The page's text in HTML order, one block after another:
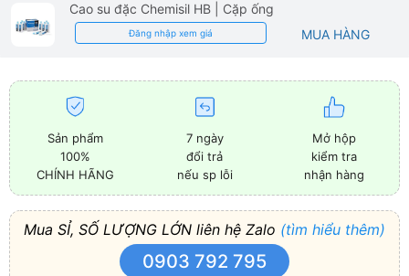
Cao su đặc Chemisil HB
| Cặp ống
Đăng nhập xem giá MUA HÀNG
Sản phẩm
100%
CHÍNH HÃNG
7 ngày
đổi trả
nếu sp lỗi
Mở hộp
kiểm tra
nhận hàng
Mua SỈ, SỐ LƯỢNG LỚN liên hệ Zalo (tìm hiểu thêm)
0903 792 795